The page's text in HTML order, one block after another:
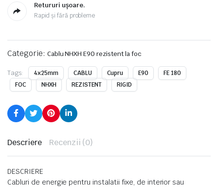
Retururi ușoare.
Rapid și fără probleme
Categorie: Cablu NHXH E90 rezistent la foc
Tags: 4x25mm CABLU Cupru E90
FE 180
FOC
NHXH REZISTENT RIGID
Descriere Recenzii (0)
DESCRIERE
Cabluri de energie pentru instalatii fixe, de interior sau